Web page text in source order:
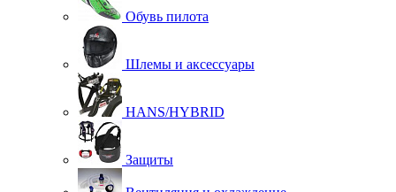
Обувь пилота
Шлемы и аксессуары
HANS/HYBRID
Защиты